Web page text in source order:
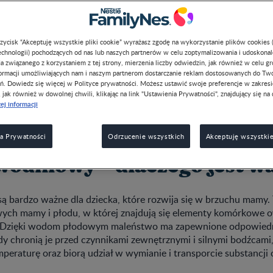
powinno być jak najwcześniej wykryte. Wczesna
wad płodu lub chorób mamy, zmniejszyć ryzyko m.in.
niskiej masy urodzeniowej u dziecka. Wyjaśniamy, co
wód płodowych, które tworzą w brzuchu mamy optymalne
– dlaczego jest
bardzo ważne dla dziecka, które rozwija się w brzuchu mamy.
mamy i płodu, w której znajdują się elementy komórkowe
wodom płodowym maleństwo ma zapewnione
chronią je przed czynnikami zewnętrznymi i silnymi
oraz biorą udział w wymianie i transporcie substancji
“Akceptuję wszystkie pliki cookie” wyrażasz zgodę na wykorzystanie plików cookies
pochodzących od nas lub naszych partnerów w celu zoptymalizowania i
związanego z korzystaniem z tej strony, mierzenia liczby odwiedzin, jak również w celu
umożliwiających nam i naszym partnerom dostarczanie reklam dostosowanych do
Dowiedz się więcej w Polityce prywatności. Możesz ustawić swoje preferencje w
również w dowolnej chwili, klikając na link "Ustawienia Prywatności", znajdujący się na
informacji
Prywatności Odrzucenie wszystkich Akceptuję